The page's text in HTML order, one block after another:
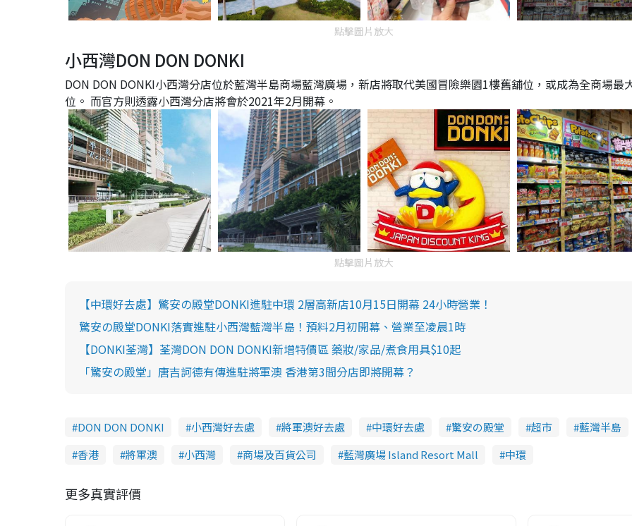
點擊圖片放大
小西灣DON DON DONKI
DON DON DONKI小西灣分店位於藍灣半島商場藍灣廣場，新店將取代美國冒險樂園1樓舊舖位，或成為全商場最
位。 而官方則透露小西灣分店將會於2021年2月開幕。
點擊圖片放大
【中環好去處】驚安の殿堂DONKI進駐中環 2層高新店10月15日開幕 24小時營業！
驚安の殿堂DONKI落實進駐小西灣藍灣半島！預料2月初開幕、營業至凌晨1時
【DONKI荃灣】荃灣DON DON DONKI新增特價區 藥妝/家品/煮食用具$10起
「驚安の殿堂」唐吉訶德有傳進駐將軍澳 香港第3間分店即將開幕？
DON DON DONKI 小西灣好去處 將軍澳好去處 中環好去處 驚安の殿堂 超市
藍灣半島
香港
將軍澳 小西灣 商場及百貨公司 藍灣廣場 Island Resort Mall 中環
更多真實評價